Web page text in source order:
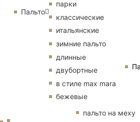
Пальто
парки
классические
итальянские
зимние пальто
длинные
двубортные
в стиле max mara
бежевые
пальто на меху